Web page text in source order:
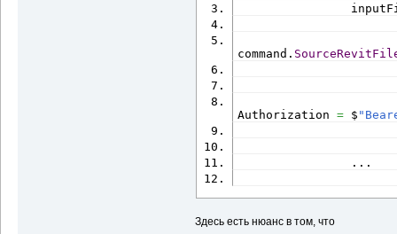
command.
Authorization = $
...
Здесь есть нюанс в том, что